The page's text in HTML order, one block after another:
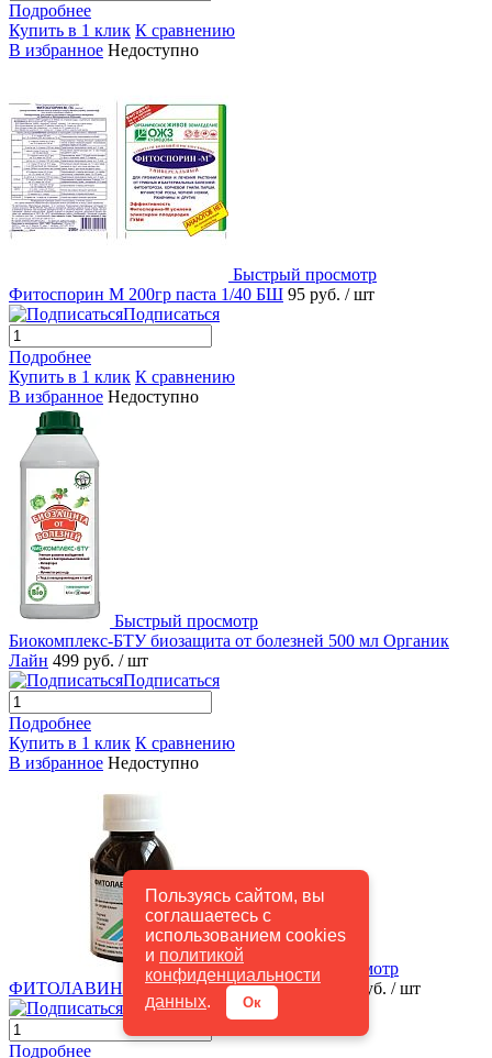
Пользуясь сайтом, вы
соглашаетесь с
использованием cookies
и политикой
конфиденциальности
данных. Ок
Подробнее
Купить в 1 клик К сравнению
В избранное Недоступно
Быстрый просмотр
Фитоспорин М 200гр паста 1/40 БШ 95 руб. / шт
Подписаться
Подробнее
Купить в 1 клик К сравнению
В избранное Недоступно
Быстрый просмотр
Биокомплекс-БТУ биозащита от болезней 500 мл Органик
Лайн 499 руб. / шт
Подписаться
Подробнее
Купить в 1 клик К сравнению
В избранное Недоступно
Быстрый просмотр
ФИТОЛАВИН 50 мл Фармбиомедсервис
125 руб. / шт
Подписаться
Подробнее